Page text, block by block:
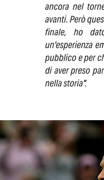
ancora nel
avanti. Però
finale, ho
un'esperienza
pubblico e per
di aver preso
nella storia".